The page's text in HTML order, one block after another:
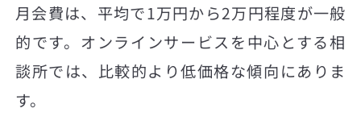
月会費は、平均で1万円から2万円程度が一般
的です。オンラインサービスを中心とする相
談所では、比較的より低価格な傾向にありま
す。